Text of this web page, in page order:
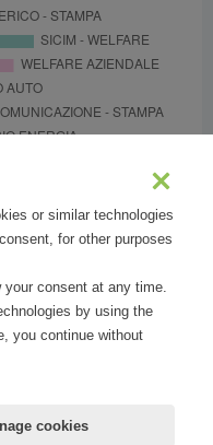
or similar technologies
for other purposes
your consent at any time.
by using the
you continue without
cookies